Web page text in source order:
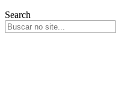
Search